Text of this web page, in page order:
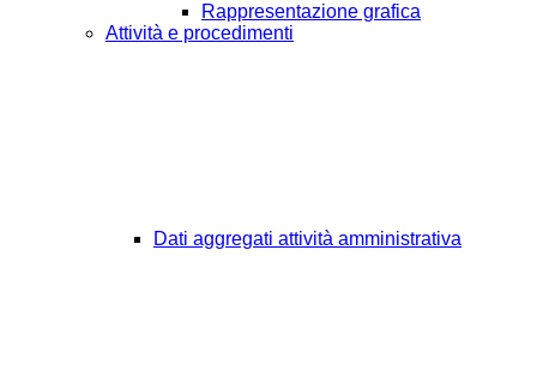
Rappresentazione grafica
Attività e procedimenti
Dati aggregati attività amministrativa